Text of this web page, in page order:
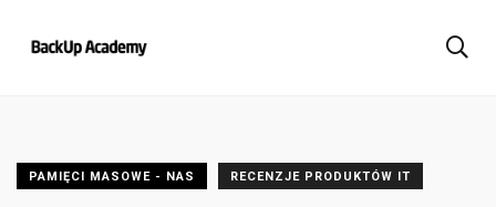
PAMIĘCI MASOWE - NAS RECENZJE PRODUKTÓW IT